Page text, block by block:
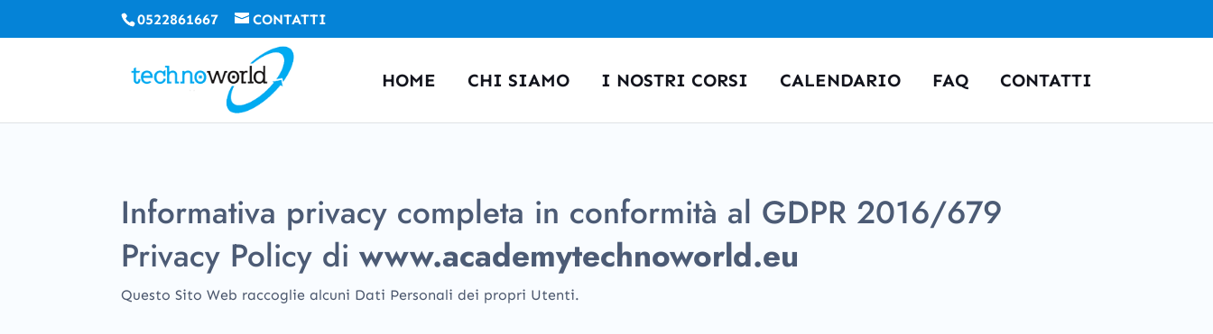
0522861667 CONTATTI
HOME CHI SIAMO I NOSTRI CORSI CALENDARIO FAQ CONTATTI
Informativa privacy completa in conformità al GDPR 2016/679
Privacy Policy diwww.academytechnoworld.eu
Questo Sito Web raccoglie alcuni Dati Personali dei propri Utenti.